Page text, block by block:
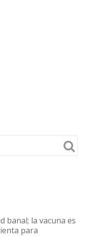
banal; la vacuna es
para